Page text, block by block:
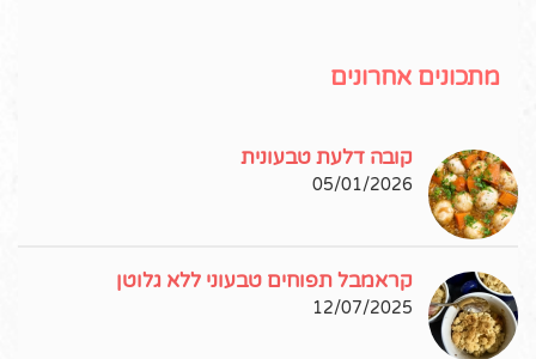
מתכונים אחרונים
קובה דלעת טבעונית
05/01/2026
קראמבל תפוחים טבעוני ללא גלוטן
12/07/2025